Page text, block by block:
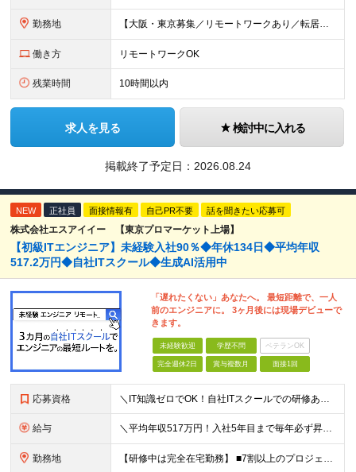
勤務地 【大阪・東京募集／リモートワークあり／転居を伴う転勤なし】 東京本社、大阪事務所、または東京23区内・関西（大阪・兵庫）の各クライアント先勤務 ◆入社後、約1年間はクライアント先ではなく 自社内（東
働き方 リモートワークOK
残業時間 10時間以内
求人を見る 検討中に入れる
掲載終了予定日： 2026.08.24
NEW 正社員 面接情報有 自己PR不要 話を聞きたい応募可
株式会社エスアイイー 【東京プロマーケット上場】
【初級ITエンジニア】未経験入社90％◆年休134日◆平均年収
517.2万円◆自社ITスクール◆生成AI活用中
「遅れたくない」あなたへ。 最短距離で、一人
前のエンジニアに。 3ヶ月後には現場デビューで
きます。
未経験歓迎 学歴不問 ベテランOK
完全週休2日 賞与複数月 面接1回
応募資格 ＼IT知識ゼロでOK！自社ITスクールでの研修あり／ ■完全未経験OK(文系出身70％) ■第二新卒歓迎 ■学歴不問 └社会人未経験の方も歓迎します！ 5名以上の採用を予定しているので、同期と入社も
給与 ＼平均年収517万円！入社5年目まで毎年必ず昇給／ ■賞与年3回 ■年収800万円以上も可 ■入社3年以上の平均年収469.2万円 月給23万2000円以上＋賞与年3回＋各種手当 ☆入社5年目まで最
勤務地 【研修中は完全在宅勤務】 ■7割以上のプロジェクトでリモートワークを導入 ■フルリモートもあり ■一都三県のプロジェクト先 ■転居を伴う転勤なし ＜プロジェクト先＞ 東京・神奈川・千葉・埼玉でのプロ